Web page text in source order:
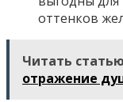
оттенков
Читать статью
отражение